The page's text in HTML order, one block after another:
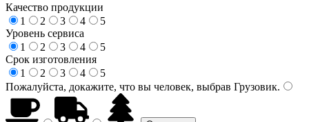
Качество продукции
1
2 3 4
5
Уровень сервиса
1
2 3 4
5
Срок изготовления
1
2 3 4
5
Пожалуйста, докажите, что вы человек, выбрав Грузовик.